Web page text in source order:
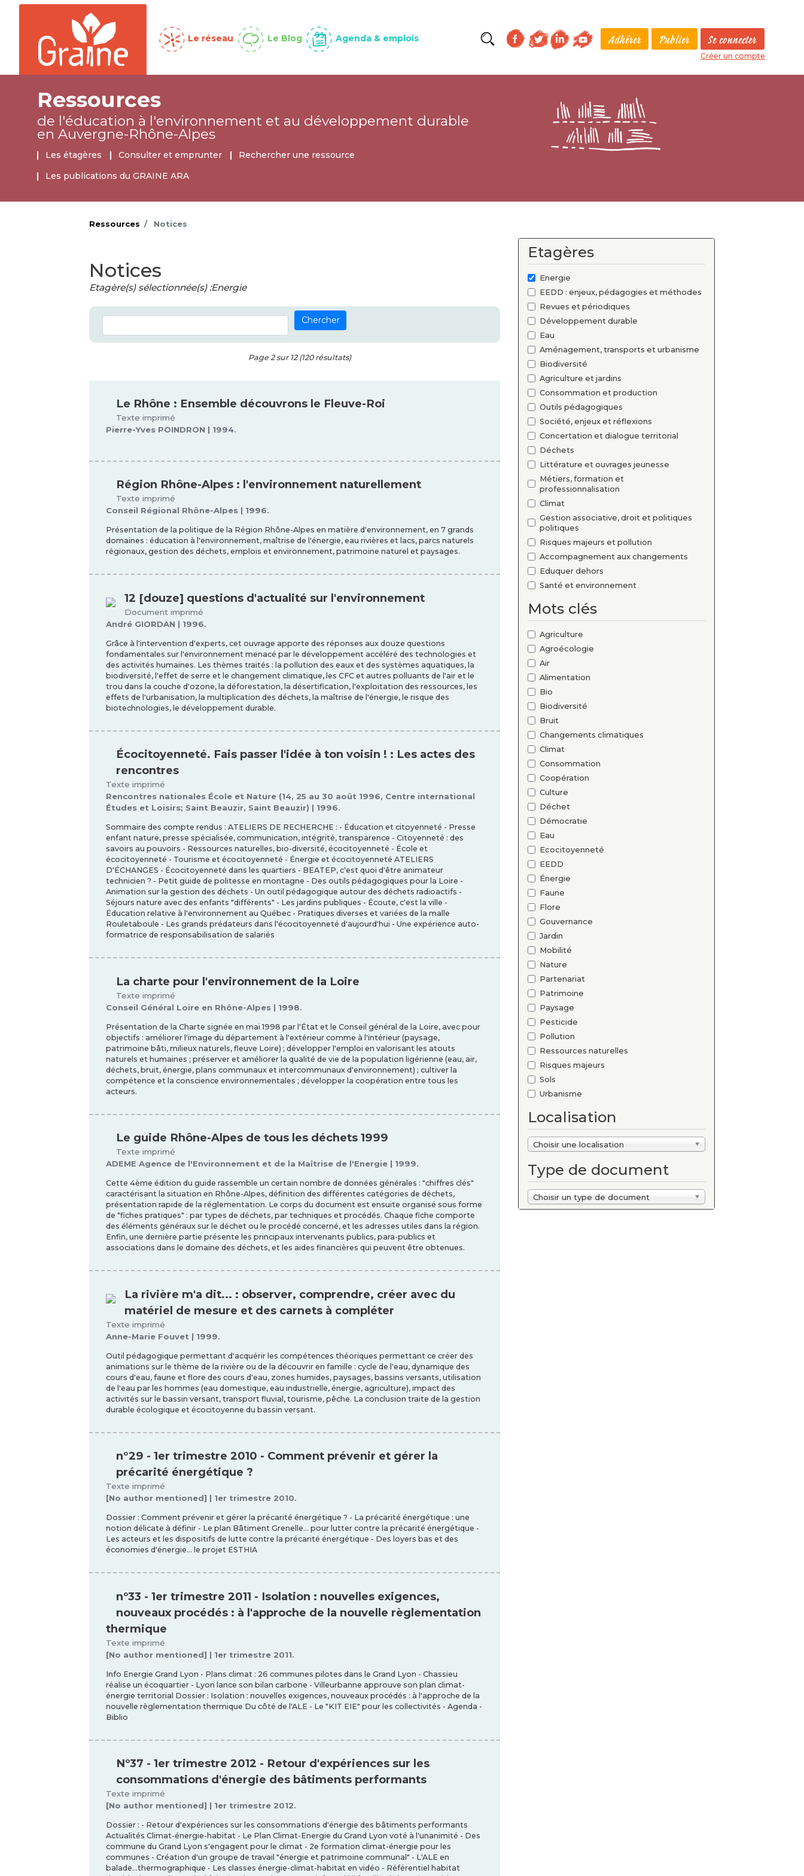
contenu
Menu global
Le réseau Le Blog Agenda & emplois Adhérer Publier Se connecter
Créer un compte
Ressources
de l'éducation à l'environnement et au développement durable
en Auvergne-Rhône-Alpes
Ressources
Les étagères Consulter et emprunter
Rechercher une ressource
Les publications du GRAINE ARA
Ressources Notices
Notices
Etagère(s) sélectionnée(s) :Energie
Chercher
Page 2 sur 12 (120 résultats)
Le Rhône : Ensemble découvrons le Fleuve-Roi
Texte imprimé
Pierre-Yves POINDRON | 1994.
Région Rhône-Alpes : l'environnement naturellement
Texte imprimé
Conseil Régional Rhône-Alpes | 1996.
Présentation de la politique de la Région Rhône-Alpes en matière d'environnement, en 7 grands
domaines : éducation à l'environnement, maîtrise de l'énergie, eau rivières et lacs, parcs naturels
régionaux, gestion des déchets, emplois et environnement, patrimoine naturel et paysages.
12 [douze] questions d'actualité sur l'environnement
Document imprimé
André GIORDAN | 1996.
Grâce à l'intervention d'experts, cet ouvrage apporte des réponses aux douze questions
fondamentales sur l'environnement menacé par le développement accéléré des technologies et
des activités humaines. Les thèmes traités : la pollution des eaux et des systèmes aquatiques, la
biodiversité, l'effet de serre et le changement climatique, les CFC et autres polluants de l'air et le
trou dans la couche d'ozone, la déforestation, la désertification, l'exploitation des ressources, les
effets de l'urbanisation, la multiplication des déchets, la maîtrise de l'énergie, le risque des
biotechnologies, le développement durable.
Écocitoyenneté. Fais passer l'idée à ton voisin ! : Les actes des
rencontres
Texte imprimé
Rencontres nationales École et Nature (14, 25 au 30 août 1996, Centre international
Études et Loisirs; Saint Beauzir, Saint Beauzir) | 1996.
Sommaire des compte rendus : ATELIERS DE RECHERCHE : - Éducation et citoyenneté - Presse
enfant nature, presse spécialisée, communication, intégrité, transparence - Citoyenneté : des
savoirs au pouvoirs - Ressources naturelles, bio-diversité, écocitoyenneté - École et
écocitoyenneté - Tourisme et écocitoyenneté - Énergie et écocitoyenneté ATELIERS
D'ÉCHANGES - Écocitoyenneté dans les quartiers - BEATEP, c'est quoi d'être animateur
technicien ? - Petit guide de politesse en montagne - Des outils pédagogiques pour la Loire -
Animation sur la gestion des déchets - Un outil pédagogique autour des déchets radioactifs -
Séjours nature avec des enfants "différents" - Les jardins publiques - Écoute, c'est la ville -
Éducation relative à l'environnement au Québec - Pratiques diverses et variées de la malle
Rouletaboule - Les grands prédateurs dans l'écocitoyenneté d'aujourd'hui - Une expérience auto-
formatrice de responsabilisation de salariés
La charte pour l'environnement de la Loire
Texte imprimé
Conseil Général Loire en Rhône-Alpes | 1998.
Présentation de la Charte signée en mai 1998 par l'État et le Conseil général de la Loire, avec pour
objectifs : améliorer l'image du département à l'extérieur comme à l'intérieur (paysage,
patrimoine bâti, milieux naturels, fleuve Loire) ; développer l'emploi en valorisant les atouts
naturels et humaines ; préserver et améliorer la qualité de vie de la population ligérienne (eau, air,
déchets, bruit, énergie, plans communaux et intercommunaux d'environnement) ; cultiver la
compétence et la conscience environnementales ; développer la coopération entre tous les
acteurs.
Le guide Rhône-Alpes de tous les déchets 1999
Texte imprimé
ADEME Agence de l'Environnement et de la Maîtrise de l'Energie | 1999.
Cette 4ème édition du guide rassemble un certain nombre de données générales : "chiffres clés"
caractérisant la situation en Rhône-Alpes, définition des différentes catégories de déchets,
présentation rapide de la réglementation. Le corps du document est ensuite organisé sous forme
de "fiches pratiques" : par types de déchets, par techniques et procédés. Chaque fiche comporte
des éléments généraux sur le déchet ou le procédé concerné, et les adresses utiles dans la région.
Enfin, une dernière partie présente les principaux intervenants publics, para-publics et
associations dans le domaine des déchets, et les aides financières qui peuvent être obtenues.
La rivière m'a dit... : observer, comprendre, créer avec du
matériel de mesure et des carnets à compléter
Texte imprimé
Anne-Marie Fouvet | 1999.
Outil pédagogique permettant d'acquérir les compétences théoriques permettant ce créer des
animations sur le thème de la rivière ou de la découvrir en famille : cycle de l'eau, dynamique des
cours d'eau, faune et flore des cours d'eau, zones humides, paysages, bassins versants, utilisation
de l'eau par les hommes (eau domestique, eau industrielle, énergie, agriculture), impact des
activités sur le bassin versant, transport fluvial, tourisme, pêche. La conclusion traite de la gestion
durable écologique et écocitoyenne du bassin versant.
n°29 - 1er trimestre 2010 - Comment prévenir et gérer la
précarité énergétique ?
Texte imprimé
[No author mentioned] | 1er trimestre 2010.
Dossier : Comment prévenir et gérer la précarité énergétique ? - La précarité énergétique : une
notion délicate à définir - Le plan Bâtiment Grenelle... pour lutter contre la précarité énergétique -
Les acteurs et les dispositifs de lutte contre la précarité énergétique - Des loyers bas et des
économies d'énergie... le projet ESTHIA
n°33 - 1er trimestre 2011 - Isolation : nouvelles exigences,
nouveaux procédés : à l'approche de la nouvelle règlementation
thermique
Texte imprimé
[No author mentioned] | 1er trimestre 2011.
Info Energie Grand Lyon - Plans climat : 26 communes pilotes dans le Grand Lyon - Chassieu
réalise un écoquartier - Lyon lance son bilan carbone - Villeurbanne approuve son plan climat-
énergie territorial Dossier : Isolation : nouvelles exigences, nouveaux procédés : à l'approche de la
nouvelle règlementation thermique Du côté de l'ALE - Le "KIT EIE" pour les collectivités - Agenda -
Biblio
N°37 - 1er trimestre 2012 - Retour d'expériences sur les
consommations d'énergie des bâtiments performants
Texte imprimé
[No author mentioned] | 1er trimestre 2012.
Dossier : - Retour d'expériences sur les consommations d'énergie des bâtiments performants
Actualités Climat-énergie-habitat - Le Plan Climat-Energie du Grand Lyon voté à l'unanimité - Des
commune du Grand Lyon s'engagent pour le climat - 2e formation climat-énergie pour les
communes - Création d'un groupe de travail "énergie et patrimoine communal" - L'ALE en
balade...thermographique - Les classes énergie-climat-habitat en vidéo - Référentiel habitat
Etagères
Energie
EEDD : enjeux, pédagogies et méthodes
Revues et périodiques
Développement durable
Eau
Aménagement, transports et urbanisme
Biodiversité
Agriculture et jardins
Consommation et production
Outils pédagogiques
Société, enjeux et réflexions
Concertation et dialogue territorial
Déchets
Littérature et ouvrages jeunesse
Métiers, formation et
professionnalisation
Climat
Gestion associative, droit et politiques
politiques
Risques majeurs et pollution
Accompagnement aux changements
Eduquer dehors
Santé et environnement
Mots clés
Agriculture
Agroécologie
Air
Alimentation
Bio
Biodiversité
Bruit
Changements climatiques
Climat
Consommation
Coopération
Culture
Déchet
Démocratie
Eau
Ecocitoyenneté
EEDD
Énergie
Faune
Flore
Gouvernance
Jardin
Mobilité
Nature
Partenariat
Patrimoine
Paysage
Pesticide
Pollution
Ressources naturelles
Risques majeurs
Sols
Urbanisme
Localisation
Choisir une localisation
Type de document
Choisir un type de document